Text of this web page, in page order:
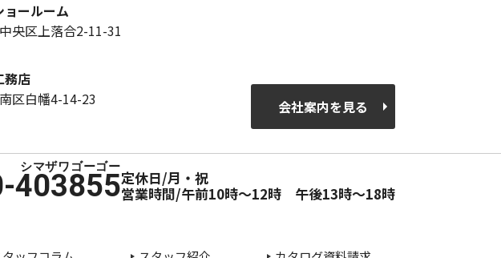
ョールーム
央区上落合2-11-31
務店
区白幡4-14-23
会社案内を見る
403855定休日/月・祝
営業時間/午前10時～12時 午後13時～18時